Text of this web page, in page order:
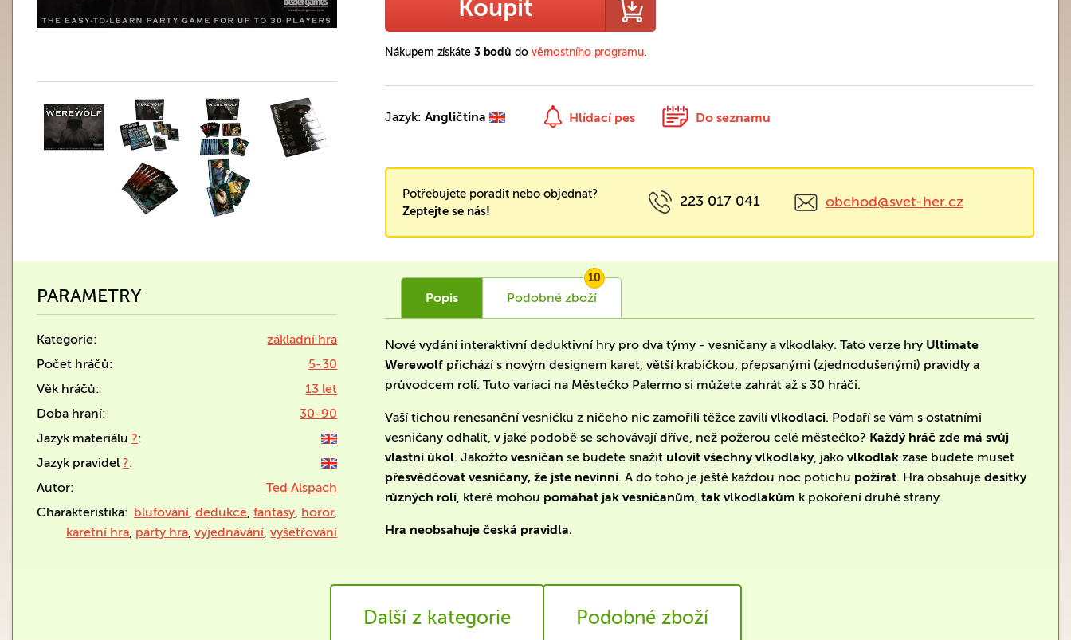
Koupit
Nákupem získáte 3 bodů do věrnostního programu.
Jazyk:Angličtina Hlídací pes Do seznamu
Potřebujete poradit nebo objednat?
Zeptejte se nás!
223 017 041 obchod@svet-her.cz
PARAMETRY
Kategorie:
základní hra
Počet hráčů:
5-30
Věk hráčů:
13 let
Doba hraní:
30-90
Jazyk materiálu ?:
Jazyk pravidel ?:
Autor:
Ted Alspach
Charakteristika: blufování,dedukce,fantasy, horor,
karetní hra, párty hra,vyjednávání,vyšetřování
Popis Podobné zboží
10
Nové vydání interaktivní deduktivní hry pro dva týmy - vesničany a vlkodlaky. Tato verze hry Ultimate
Werewolf přichází s novým designem karet, větší krabičkou, přepsanými (zjednodušenými) pravidly a
průvodcem rolí. Tuto variaci na Městečko Palermo si můžete zahrát až s 30 hráči.
Vaší tichou renesanční vesničku z ničeho nic zamořili těžce zavilívlkodlaci. Podaří se vám s ostatními
vesničany odhalit, v jaké podobě se schovávají dříve, než požerou celé městečko? Každý hráč zde má svůj
vlastní úkol. Jakožtovesničan se budete snažit ulovit všechny vlkodlaky, jakovlkodlak zase budete muset
přesvědčovat vesničany, že jste nevinní. A do toho je ještě každou noc potichu požírat. Hra obsahujedesítky
různých rolí, které mohou pomáhat jak vesničanům,tak vlkodlakům k pokoření druhé strany.
Hra neobsahuje česká pravidla.
Další z kategorie Podobné zboží